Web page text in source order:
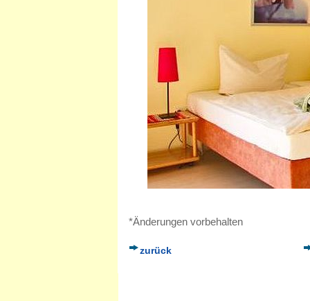
*Änderungen vorbehalten
zurück